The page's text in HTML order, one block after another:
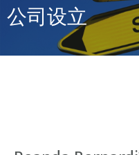
公司设立